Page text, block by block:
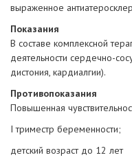
выраженное
Показания
В составе комплексной
деятельности сердечно-
дистония, кардиалгии).
Противопоказания
Повышенная
I триместр беременности;
детский возраст до 12 лет